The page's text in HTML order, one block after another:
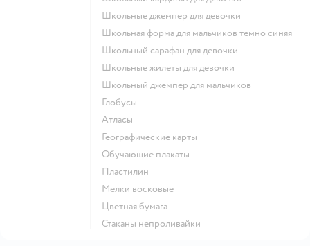
Школьные джемпер для девочки
Школьная форма для мальчиков темно синяя
Школьный сарафан для девочки
Школьные жилеты для девочки
Школьный джемпер для мальчиков
Глобусы
Атласы
Географические карты
Обучающие плакаты
Пластилин
Мелки восковые
Цветная бумага
Стаканы непроливайки